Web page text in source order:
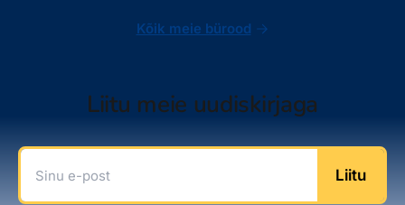
Kõik meie bürood
Liitu meie uudiskirjaga
Sinu e-post
Liitu